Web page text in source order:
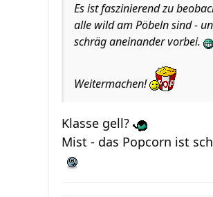
Es ist faszinierend zu
alle wild am Pöbeln sind -
schräg aneinander vorbei.
Weitermachen!
Klasse gell?
Mist - das Popcorn ist